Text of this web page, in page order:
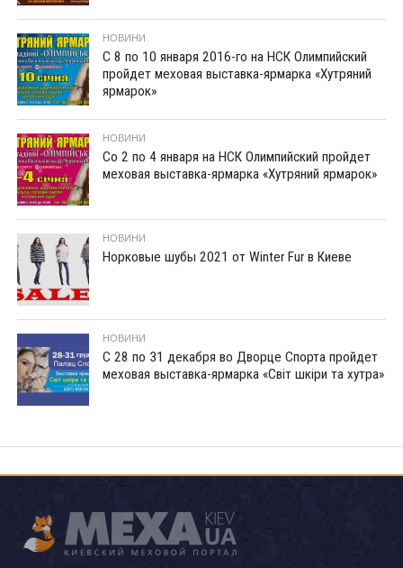
НОВИНИ
С 8 по 10 января 2016-го на НСК Олимпийский
пройдет меховая выставка-ярмарка «Хутряний
ярмарок»
НОВИНИ
Со 2 по 4 января на НСК Олимпийский пройдет
меховая выставка-ярмарка «Хутряний ярмарок»
НОВИНИ
Норковые шубы 2021 от Winter Fur в Киеве
НОВИНИ
С 28 по 31 декабря во Дворце Спорта пройдет
меховая выставка-ярмарка «Світ шкіри та хутра»